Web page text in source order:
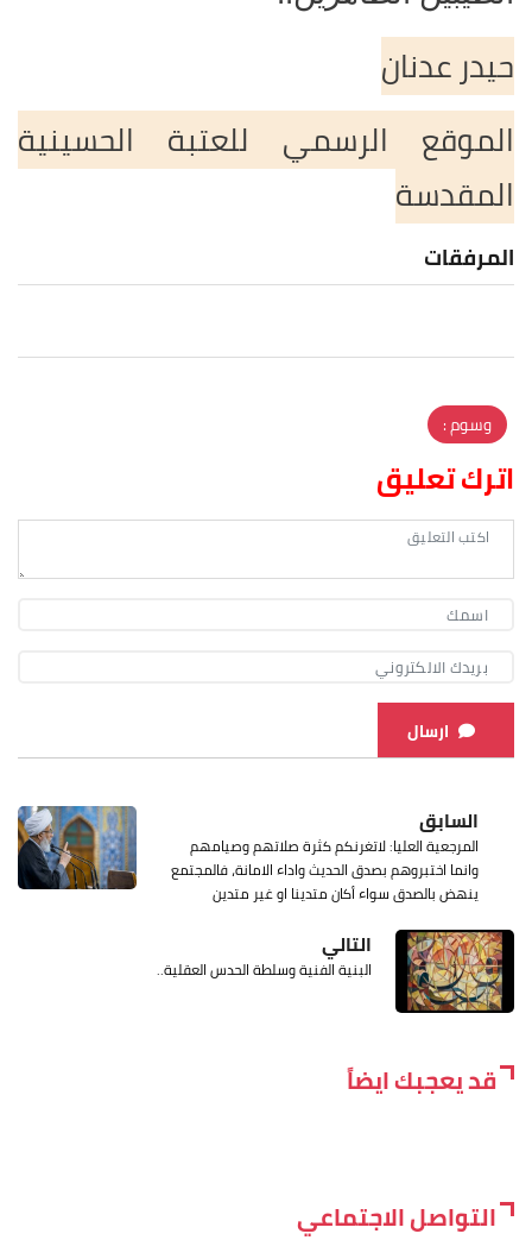
حيدر عدنان
الموقع الرسمي للعتبة الحسينية
المقدسة
المرفقات
وسوم :
اترك تعليق
ارسال
السابق
المرجعية العليا: لاتغرنكم كثرة صلاتهم وصيامهم
وانما اختبروهم بصدق الحديث واداء الامانة، فالمجتمع
ينهض بالصدق سواء أكان متدينا او غير متدين
التالي
البنية الفنية وسلطة الحدس العقلية..
قد يعجبك ايضاً
التواصل الاجتماعي